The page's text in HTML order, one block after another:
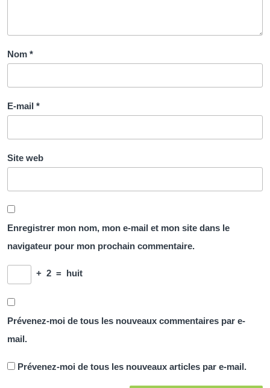
Nom *
E-mail *
Site web
Enregistrer mon nom, mon e-mail et mon site dans le
navigateur pour mon prochain commentaire.
+ 2 = huit
Prévenez-moi de tous les nouveaux commentaires par e-
mail.
Prévenez-moi de tous les nouveaux articles par e-mail.